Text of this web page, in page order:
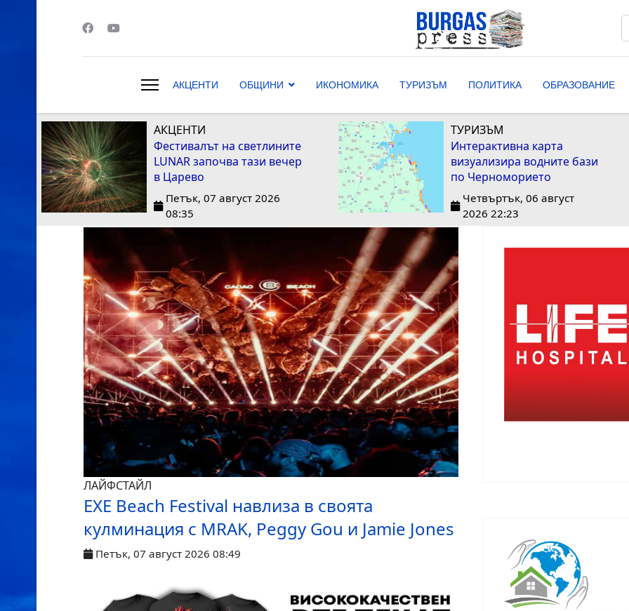
АКЦЕНТИ ОБЩИНИ ИКОНОМИКА ТУРИЗЪМ ПОЛИТИКА ОБРАЗОВАНИЕ
АКЦЕНТИ
Фестивалът на светлините
LUNAR започва тази вечер
в Царево
Петък, 07 август 2026
08:35
ТУРИЗЪМ
Интерактивна карта
визуализира водните бази
по Черноморието
Четвъртък, 06 август
2026 22:23
ЛАЙФСТАЙЛ
EXE Beach Festival навлиза в своята
кулминация с MRAK, Peggy Gou и Jamie Jones
Петък, 07 август 2026 08:49 Петък, 07 август 2026 08:35